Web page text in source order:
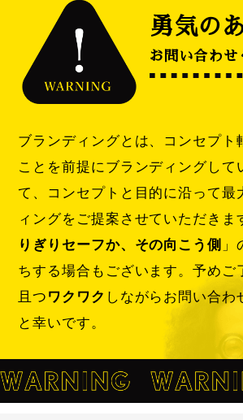
勇気の
お問い合わせ
ブランディングとは、コンセプト
ことを前提にブランディングして
て、コンセプトと目的に沿って最
ィングをご提案させていただきま
りぎりセーフか、その向こう側
ちする場合もございます。予めご
且つワクワク しながらお問い合わ
と幸いです。